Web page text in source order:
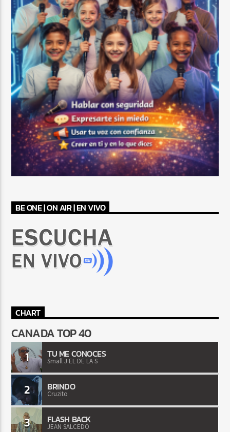
BE ONE | ON AIR | EN VIVO
CHART
CANADA TOP 40
1 TU ME CONOCES
Small J EL DE LA S
2 BRINDO
Cruzito
3 FLASH BACK
JEAN SALCEDO